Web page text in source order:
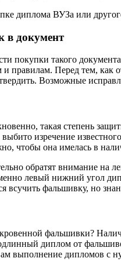
диплома ВУЗа или
в документ
покупки такого
и правилам. Перед тем,
Возможные
такая степень
изречение
чтобы она имелась в
обратят внимание
левый нижний угол
всучить фальшивку, но
фальшивки?
диплом от
выполнение дипломов с